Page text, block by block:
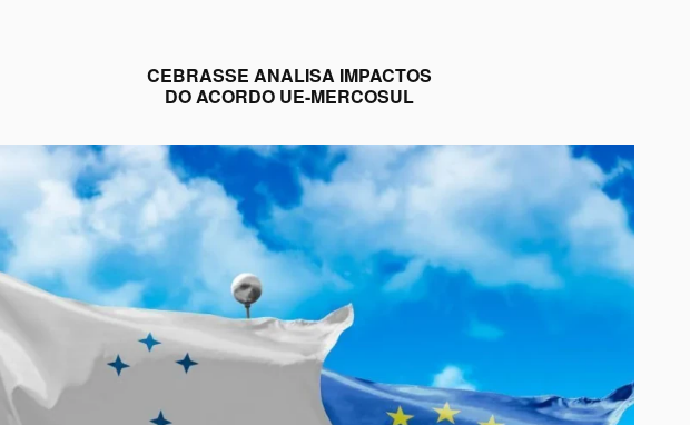
CEBRASSE ANALISA IMPACTOS
DO ACORDO UE-MERCOSUL